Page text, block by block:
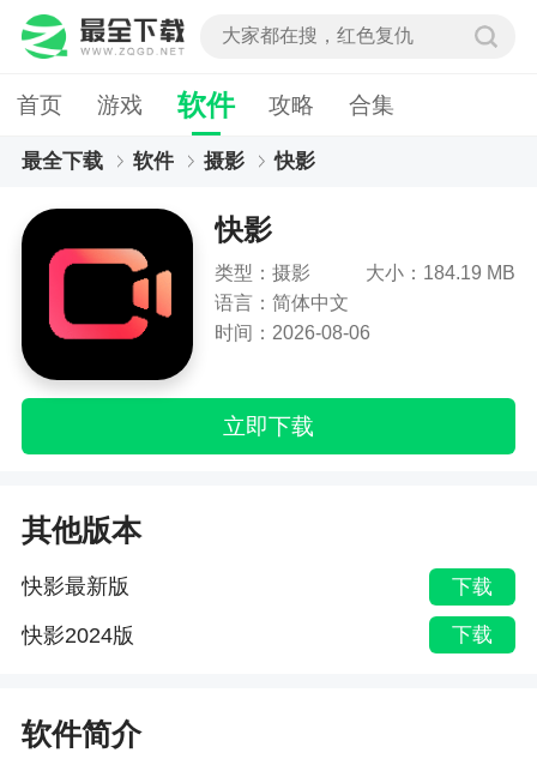
首页 游戏 软件 攻略 合集
最全下载 软件 摄影 快影
快影
类型：摄影
大小：184.19 MB
语言：简体中文
时间：2026-08-06
立即下载
其他版本
快影最新版 下载
快影2024版 下载
软件简介